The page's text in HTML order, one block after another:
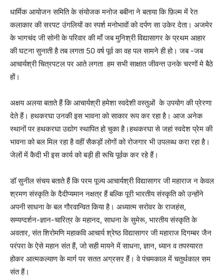
धार्मिक आयोजन समिति के संयोजक मनोज बबीना ने बताया कि फ़िल्म में रेत
कलाकार की सरपट उंगलियों का स्पर्श मनोभावों को दर्पण सा उकेर देता। अजमेर
के भागचंद जी सोनी के परिवार की माँ जब मुनिश्री विद्यासागर के प्रथम आहार
की घटना सुनाती है तब लगता 50 वर्ष पूर्व का वह पल सामने ही हो। जब -जब
आचार्यश्री चित्रपटल पर आते लगता हम सभी साक्षात जीवन्त उनके चरणों मे बैठे
हों।
अक्षय अलया बताते हैं कि आचार्यश्री हमेशा स्वदेशी वस्तुओं के उपयोग की प्रेरणा
देते हैं। हथकरघा उनकी इस भावना को साकार रूप कर रहा है। आज अनेक
स्थानों पर हथकरघा उद्योग स्थापित हो चुका है।हथकरघा से जहां स्वदेश प्रेम की
भावना को बल मिल रहा है वहीं सैकड़ों लोगों को रोजगार भी उपलब्ध करा रहा है।
जेलों में कैदी भी इस कार्य को बड़ी ही रूचि पूर्वक कर रहे हैं।
डॉ सुनील संचय बताते हैं कि परम पूज्य आचार्यश्री विद्यासागर जी महाराज न केवल
श्रमण संस्कृति के दैदीप्यमान नक्षत्र हैं बल्कि पूरी भारतीय संस्कृति को उन्होंने
अपनी साधना के बल गौरवान्वित किया है। अध्यात्म सरोवर के राजहंस,
सम्यग्दर्शन-ज्ञान-चारित्र के महानद, साधना के सुमेरू, भारतीय संस्कृति के
अवतार, संत शिरोमणि महाकवि आचार्य श्रेष्ठ विद्यासागर जी महाराज दिगम्बर जैन
परंपरा के ऐसे महान संत हैं, जो सही मायने में साधना, ज्ञान, ध्यान व तपस्यारत
होकर आत्मकल्याण के मार्ग पर सतत अग्रसर हैं। वे पंचमकाल में चतुर्थकाल सम
संत हैं।